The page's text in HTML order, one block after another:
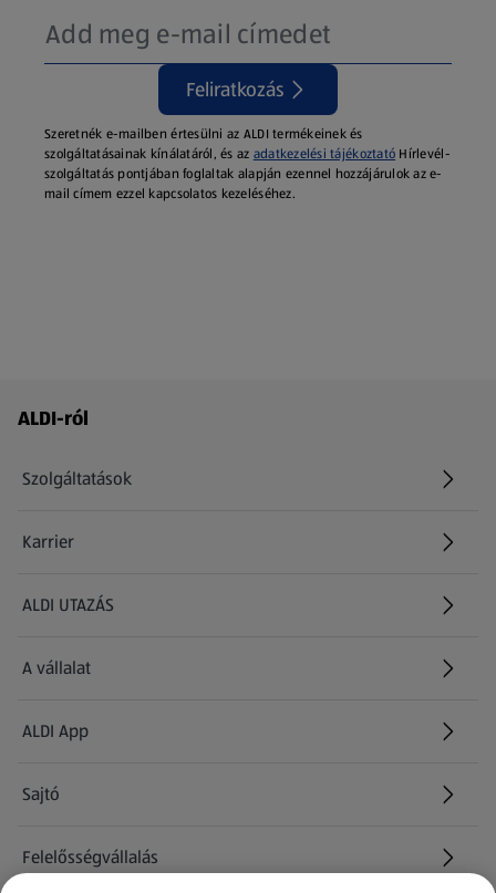
Feliratkozás
Szeretnék e-mailben értesülni az ALDI termékeinek és
szolgáltatásainak kínálatáról, és az adatkezelési tájékoztató Hírlevél-
szolgáltatás pontjában foglaltak alapján ezennel hozzájárulok az e-
mail címem ezzel kapcsolatos kezeléséhez.
Láblécmenü - további linkek
ALDI-ról
Szolgáltatások
Karrier
(új oldalon nyílik meg)
ALDI UTAZÁS
(új oldalon nyílik meg)
A vállalat
ALDI App
Sajtó
Felelősségvállalás